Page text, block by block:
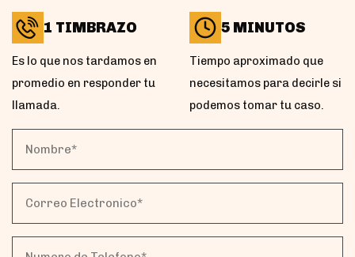
1 TIMBRAZO
Es lo que nos tardamos en
promedio en responder tu
llamada.
5 MINUTOS
Tiempo aproximado que
necesitamos para decirle si
podemos tomar tu caso.
(Obligatorio)